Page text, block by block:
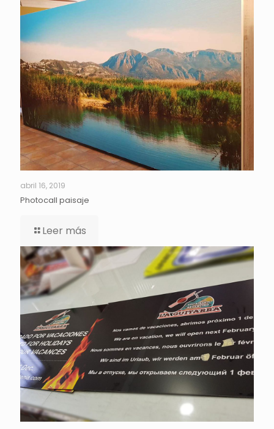
abril 16, 2019
Photocall paisaje
Leer más